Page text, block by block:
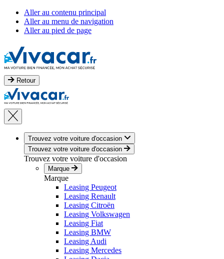
Aller au contenu principal
Aller au menu de navigation
Aller au pied de page
Retour
Trouvez votre voiture d'occasion
Trouvez votre voiture d'occasion
Trouvez votre voiture d'occasion
Marque
Marque
Leasing Peugeot
Leasing Renault
Leasing Citroën
Leasing Volkswagen
Leasing Fiat
Leasing BMW
Leasing Audi
Leasing Mercedes